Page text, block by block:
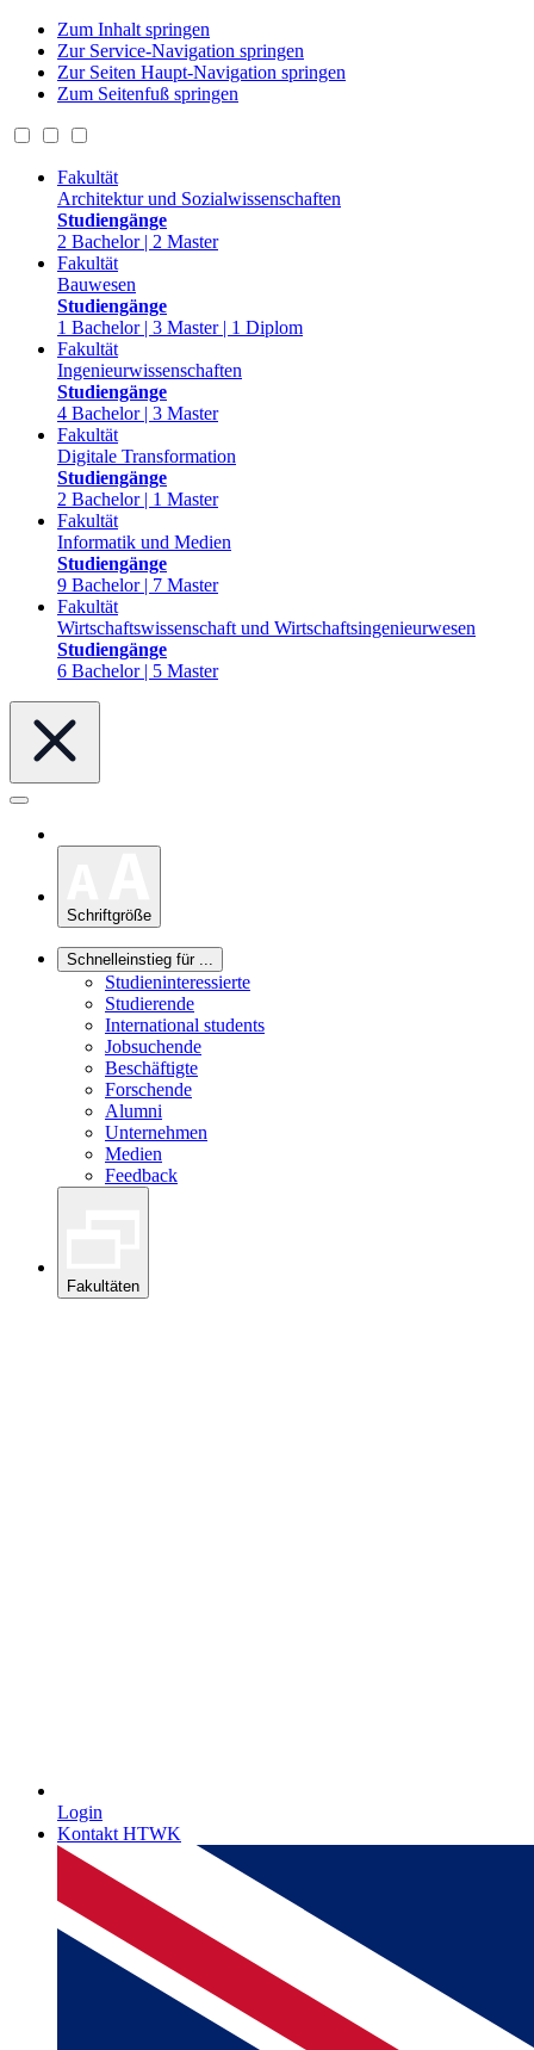
Zum Inhalt springen
Zur Service-Navigation springen
Zur Seiten Haupt-Navigation springen
Zum Seitenfuß springen
Fakultät
Architektur und Sozialwissenschaften
Studiengänge
2 Bachelor | 2 Master
Fakultät
Bauwesen
Studiengänge
1 Bachelor | 3 Master | 1 Diplom
Fakultät
Ingenieurwissenschaften
Studiengänge
4 Bachelor | 3 Master
Fakultät
Digitale Transformation
Studiengänge
2 Bachelor | 1 Master
Fakultät
Informatik und Medien
Studiengänge
9 Bachelor | 7 Master
Fakultät
Wirtschaftswissenschaft und Wirtschaftsingenieurwesen
Studiengänge
6 Bachelor | 5 Master
Schriftgröße
Schnelleinstieg für ...
Studieninteressierte
Studierende
International students
Jobsuchende
Beschäftigte
Forschende
Alumni
Unternehmen
Medien
Feedback
Fakultäten
Login
Kontakt HTWK